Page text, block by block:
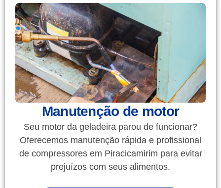
Manutenção de motor
Seu motor da geladeira parou de funcionar?
Oferecemos manutenção rápida e profissional
de compressores em Piracicamirim para evitar
prejuízos com seus alimentos.